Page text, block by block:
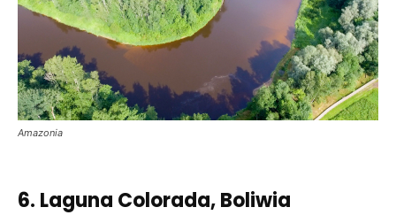
Amazonia
6. Laguna Colorada, Boliwia